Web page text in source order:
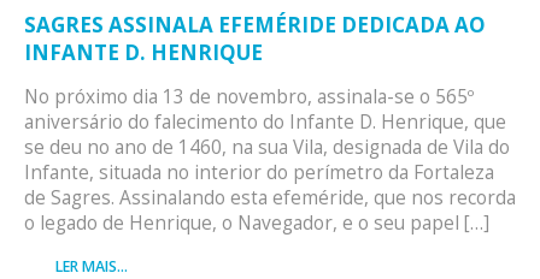
SAGRES ASSINALA EFEMÉRIDE DEDICADA AO
INFANTE D. HENRIQUE
No próximo dia 13 de novembro, assinala-se o 565º
aniversário do falecimento do Infante D. Henrique, que
se deu no ano de 1460, na sua Vila, designada de Vila do
Infante, situada no interior do perímetro da Fortaleza
de Sagres. Assinalando esta efeméride, que nos recorda
o legado de Henrique, o Navegador, e o seu papel […]
LER MAIS...